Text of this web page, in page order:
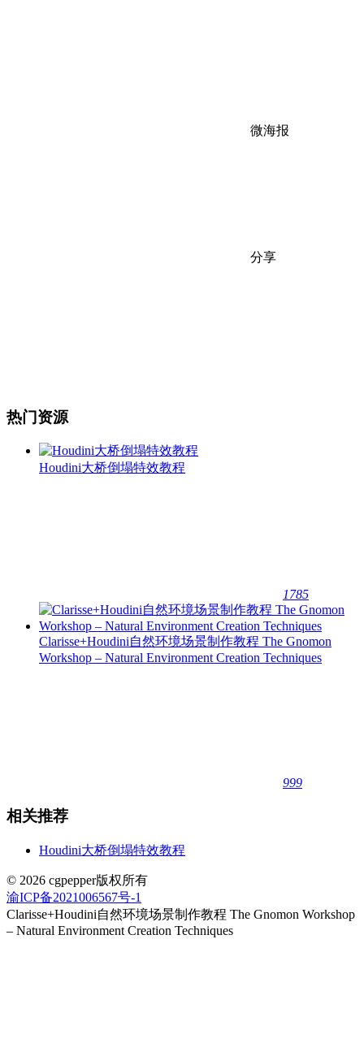
微海报
分享
热门资源
Houdini大桥倒塌特效教程
1785
Clarisse+Houdini自然环境场景制作教程 The Gnomon
Workshop – Natural Environment Creation Techniques
999
相关推荐
Houdini大桥倒塌特效教程
© 2026 cgpepper版权所有
渝ICP备2021006567号-1
Clarisse+Houdini自然环境场景制作教程 The Gnomon Workshop
– Natural Environment Creation Techniques